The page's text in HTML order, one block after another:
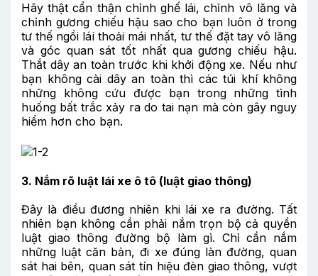
Hãy thật cẩn thận chỉnh ghế lái, chỉnh vô lăng và
chỉnh gương chiếu hậu sao cho bạn luôn ở trong
tư thế ngồi lái thoải mái nhất, tư thế đặt tay vô lăng
và góc quan sát tốt nhất qua gương chiếu hậu.
Thắt dây an toàn trước khi khởi động xe. Nếu như
bạn không cài dây an toàn thì các túi khí không
những không cứu được bạn trong những tình
huống bất trắc xảy ra do tai nạn mà còn gây nguy
hiểm hơn cho bạn.
3. Nắm rõ luật lái xe ô tô (luật giao thông)
Đây là điều đương nhiên khi lái xe ra đường. Tất
nhiên bạn không cần phải nắm trọn bộ cả quyền
luật giao thông đường bộ làm gì. Chỉ cần nắm
những luật căn bản, đi xe đúng làn đường, quan
sát hai bên, quan sát tín hiệu đèn giao thông, vượt